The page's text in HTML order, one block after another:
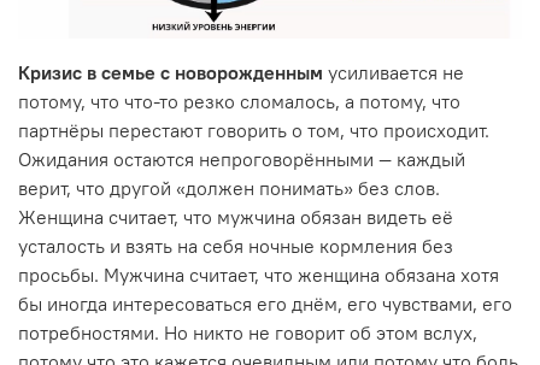
Кризис в семье с новорожденным усиливается не
потому, что что-то резко сломалось, а потому, что
партнёры перестают говорить о том, что происходит.
Ожидания остаются непроговорёнными — каждый
верит, что другой «должен понимать» без слов.
Женщина считает, что мужчина обязан видеть её
усталость и взять на себя ночные кормления без
просьбы. Мужчина считает, что женщина обязана хотя
бы иногда интересоваться его днём, его чувствами, его
потребностями. Но никто не говорит об этом вслух,